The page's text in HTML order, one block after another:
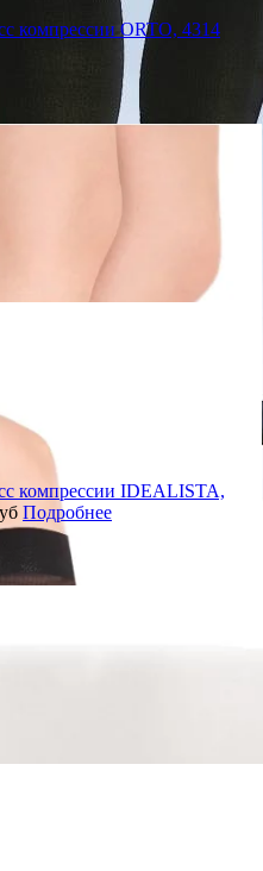
компрессии ORTO, 4314
компрессии IDEALISTA,
Подробнее